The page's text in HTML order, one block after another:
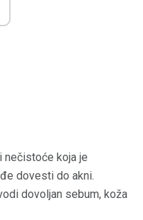
nečistoće koja je
dovesti do akni.
dovoljan sebum, koža